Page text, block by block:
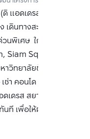
อดเดรส สยาม-
ดินทางสะดวก ใกล้
นพิเศษ ใกล้แหล่งช้อป
Square,
วิทยาลัยชั้นนำ
คอนโด The
รส สยาม-ราชเทวี)
ที เพื่อให้ผู้เชี่ยวชาญ